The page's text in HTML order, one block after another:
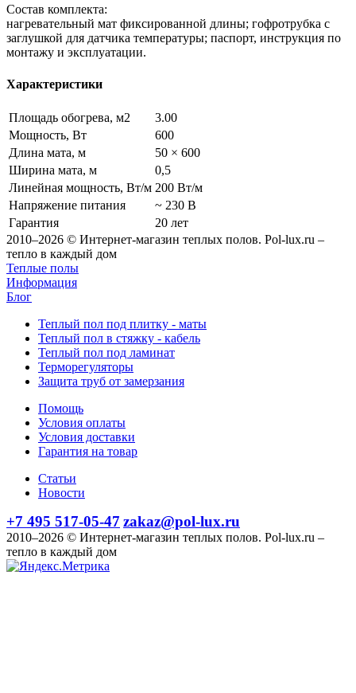
Состав комплекта:
нагревательный мат фиксированной длины; гофротрубка с
заглушкой для датчика температуры; паспорт, инструкция по
монтажу и эксплуатации.
Характеристики
Площадь обогрева, м2
3.00
Мощность, Вт
600
Длина мата, м
50 × 600
Ширина мата, м
0,5
Линейная мощность, Вт/м 200 Вт/м
Напряжение питания
~ 230 В
Гарантия
20 лет
2010–2026 © Интернет-магазин теплых полов. Pol-lux.ru –
тепло в каждый дом
Теплые полы
Информация
Блог
Теплый пол под плитку - маты
Теплый пол в стяжку - кабель
Теплый пол под ламинат
Терморегуляторы
Защита труб от замерзания
Помощь
Условия оплаты
Условия доставки
Гарантия на товар
Статьи
Новости
+7 495 517-05-47 zakaz@pol-lux.ru
2010–2026 © Интернет-магазин теплых полов. Pol-lux.ru –
тепло в каждый дом